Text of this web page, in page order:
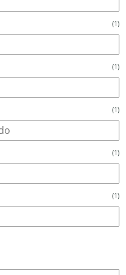
(1)
(1)
(1)
(1)
(1)